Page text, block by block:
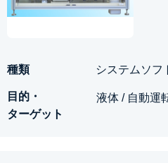
システムソフ
液体 / 自動運